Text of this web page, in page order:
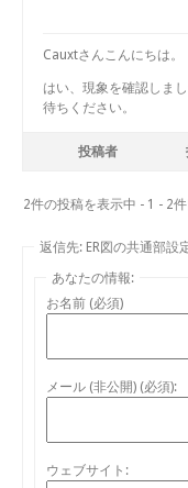
Cauxtさんこんにちは。
はい、現象を確認しま
待ちください。
投稿者
2件の投稿を表示中 - 1 - 2
返信先: ER図の共通部設
あなたの情報:
お名前 (必須)
メール (非公開) (必須):
ウェブサイト: